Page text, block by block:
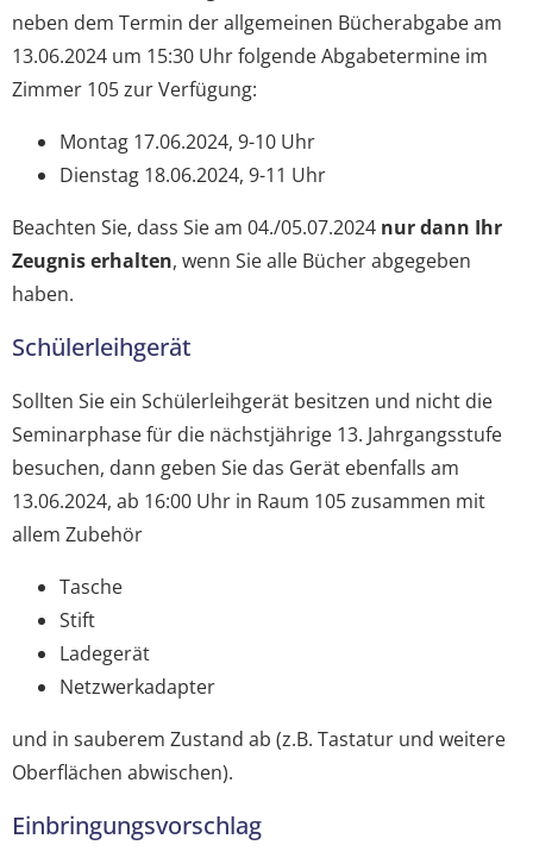
neben dem Termin der allgemeinen Bücherabgabe am
13.06.2024 um 15:30 Uhr folgende Abgabetermine im
Zimmer 105 zur Verfügung:
Montag 17.06.2024, 9-10 Uhr
Dienstag 18.06.2024, 9-11 Uhr
Beachten Sie, dass Sie am 04./05.07.2024 nur dann Ihr
Zeugnis erhalten, wenn Sie alle Bücher abgegeben
haben.
Schülerleihgerät
Sollten Sie ein Schülerleihgerät besitzen und nicht die
Seminarphase für die nächstjährige 13. Jahrgangsstufe
besuchen, dann geben Sie das Gerät ebenfalls am
13.06.2024, ab 16:00 Uhr in Raum 105 zusammen mit
allem Zubehör
Tasche
Stift
Ladegerät
Netzwerkadapter
und in sauberem Zustand ab (z.B. Tastatur und weitere
Oberflächen abwischen).
Einbringungsvorschlag